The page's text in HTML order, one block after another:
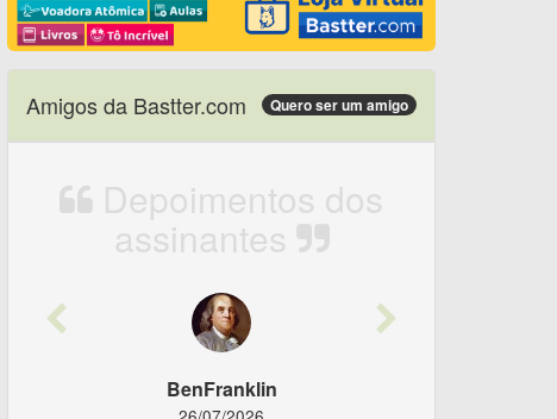
Amigos da Bastter.com Quero ser um amigo
Depoimentos dos
assinantes
Previous
BenFranklin